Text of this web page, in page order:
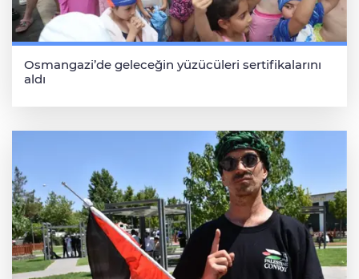
Osmangazi’de geleceğin yüzücüleri sertifikalarını
aldı